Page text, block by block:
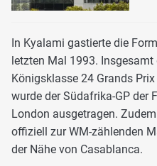
In Kyalami gastierte die
letzten Mal 1993.
Königsklasse 24 Grands
wurde der Südafrika-GP der
London ausgetragen.
offiziell zur WM-zählenden
der Nähe von Casablanca.